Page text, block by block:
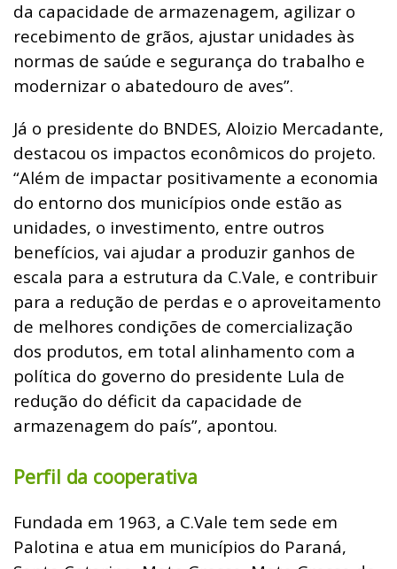
da capacidade de armazenagem, agilizar o
recebimento de grãos, ajustar unidades às
normas de saúde e segurança do trabalho e
modernizar o abatedouro de aves”.
Já o presidente do BNDES, Aloizio Mercadante,
destacou os impactos econômicos do projeto.
“Além de impactar positivamente a economia
do entorno dos municípios onde estão as
unidades, o investimento, entre outros
benefícios, vai ajudar a produzir ganhos de
escala para a estrutura da C.Vale, e contribuir
para a redução de perdas e o aproveitamento
de melhores condições de comercialização
dos produtos, em total alinhamento com a
política do governo do presidente Lula de
redução do déficit da capacidade de
armazenagem do país”, apontou.
Perfil da cooperativa
Fundada em 1963, a C.Vale tem sede em
Palotina e atua em municípios do Paraná,